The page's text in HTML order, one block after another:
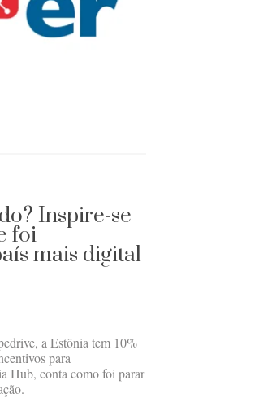
Inspire-se
foi
mais digital
a Estônia tem 10%
para
Hub, conta como foi parar